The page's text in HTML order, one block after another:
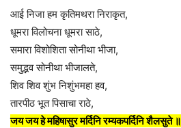
आई निजा हम कृतिमथरा निराकृत,
धूमरा विलोचना धूमरा साठे,
समारा विशोशिता सोनीथा भीजा,
समुद्भव सोनीथा भीजालते,
शिव शिव शुंभ निशुंभमहा हव,
तारपीठ भूत पिसाचा राठे,
जय जय हे महिषासुर मर्दिनि रम्यकपर्दिनि शैलसुते ॥